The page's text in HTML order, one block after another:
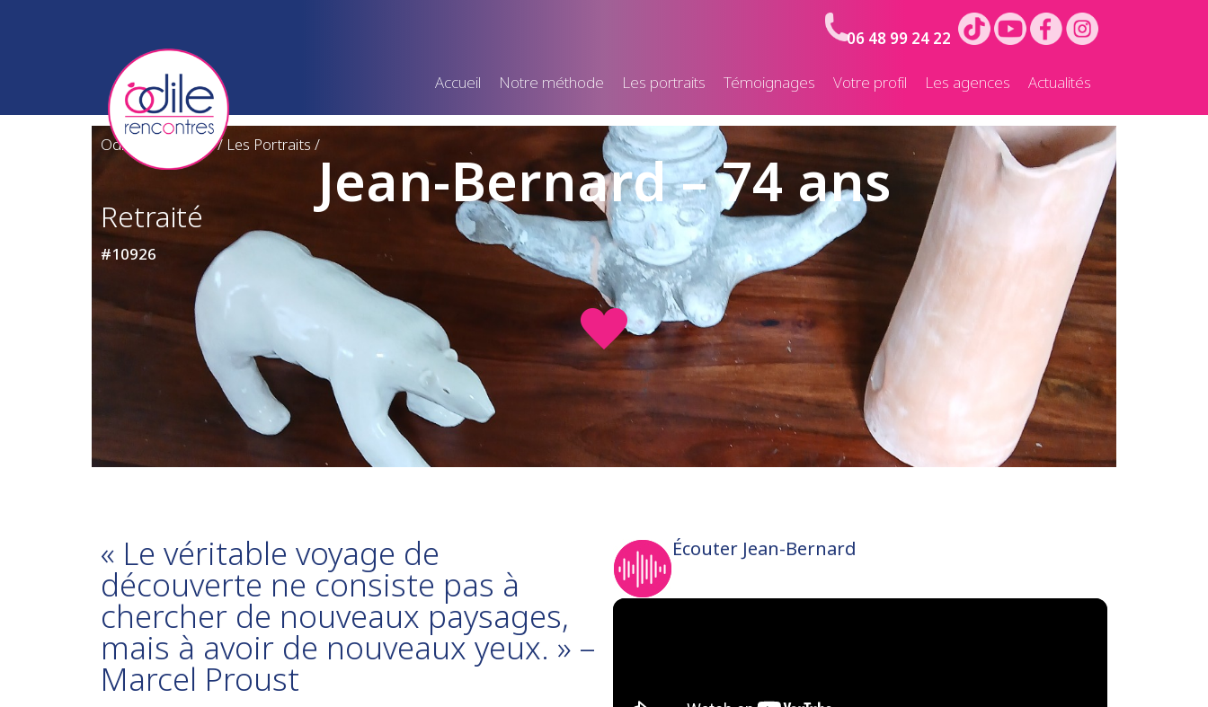
06 48 99 24 22
Accueil
Notre méthode Les portraits Témoignages Votre profil Les agences Actualités
Odile Rencontres/ Les Portraits /Jean-Bernard – 74 ans
Retraité
#10926
« Le véritable voyage de
découverte ne consiste pas à
chercher de nouveaux paysages,
mais à avoir de nouveaux yeux. » –
Marcel Proust
Écouter Jean-Bernard